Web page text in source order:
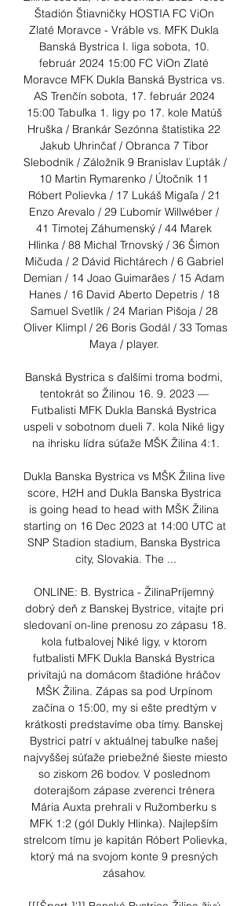
Štadión Štiavničky HOSTIA FC ViOn
Zlaté Moravce - Vráble vs. MFK Dukla
Banská Bystrica I. liga sobota, 10.
február 2024 15:00 FC ViOn Zlaté
Moravce MFK Dukla Banská Bystrica vs.
AS Trenčín sobota, 17. február 2024
15:00 Tabuľka 1. ligy po 17. kole Matúš
Hruška / Brankár Sezónna štatistika 22
Jakub Uhrinčať / Obranca 7 Tibor
Slebodník / Záložník 9 Branislav Ľupták /
10 Martin Rymarenko / Útočník 11
Róbert Polievka / 17 Lukáš Migaľa / 21
Enzo Arevalo / 29 Ľubomír Willwéber /
41 Timotej Záhumenský / 44 Marek
Hlinka / 88 Michal Trnovský / 36 Šimon
Mičuda / 2 Dávid Richtárech / 6 Gabriel
Demian / 14 Joao Guimarães / 15 Adam
Hanes / 16 David Aberto Depetris / 18
Samuel Svetlík / 24 Marian Pišoja / 28
Oliver Klimpl / 26 Boris Godál / 33 Tomas
Maya / player.
Banská Bystrica s ďalšími troma bodmi,
tentokrát so Žilinou 16. 9. 2023 —
Futbalisti MFK Dukla Banská Bystrica
uspeli v sobotnom dueli 7. kola Niké ligy
na ihrisku lídra súťaže MŠK Žilina 4:1.
Dukla Banska Bystrica vs MŠK Žilina live
score, H2H and Dukla Banska Bystrica
is going head to head with MŠK Žilina
starting on 16 Dec 2023 at 14:00 UTC at
SNP Stadion stadium, Banska Bystrica
city, Slovakia. The ...
ONLINE: B. Bystrica - ŽilinaPríjemný
dobrý deň z Banskej Bystrice, vitajte pri
sledovaní on-line prenosu zo zápasu 18.
kola futbalovej Niké ligy, v ktorom
futbalisti MFK Dukla Banská Bystrica
privítajú na domácom štadióne hráčov
MŠK Žilina. Zápas sa pod Urpínom
začína o 15:00, my si ešte predtým v
krátkosti predstavíme oba tímy. Banskej
Bystrici patrí v aktuálnej tabuľke našej
najvyššej súťaže priebežné šieste miesto
so ziskom 26 bodov. V poslednom
doterajšom zápase zverenci trénera
Mária Auxta prehrali v Ružomberku s
MFK 1:2 (gól Dukly Hlinka). Najlepším
strelcom tímu je kapitán Róbert Polievka,
ktorý má na svojom konte 9 presných
zásahov.